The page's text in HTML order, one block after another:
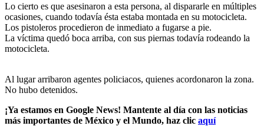
Lo cierto es que asesinaron a esta persona, al dispararle en múltiples
ocasiones, cuando todavía ésta estaba montada en su motocicleta.
Los pistoleros procedieron de inmediato a fugarse a pie.
La víctima quedó boca arriba, con sus piernas todavía rodeando la
motocicleta.
Al lugar arribaron agentes policiacos, quienes acordonaron la zona.
No hubo detenidos.
¡Ya estamos en Google News! Mantente al día con las noticias
más importantes de México y el Mundo, haz clic aquí